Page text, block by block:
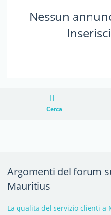
Nessun
Cerca
Argomenti del forum
Mauritius
La qualità del servizio clienti a